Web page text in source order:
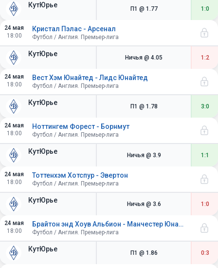
КутЮрье П1 @ 1.77 1:0
24 мая
18:00
КутЮрье
Кристал Пэлас - Арсенал
Футбол / Англия. Премьер-лига
Ничья @ 4.05 1:2
24 мая
18:00
КутЮрье
Вест Хэм Юнайтед - Лидс Юнайтед
Футбол / Англия. Премьер-лига
П1 @ 1.78 3:0
24 мая
18:00
КутЮрье
Ноттингем Форест - Борнмут
Футбол / Англия. Премьер-лига
Ничья @ 3.9 1:1
24 мая
18:00
КутЮрье
Тоттенхэм Хотспур - Эвертон
Футбол / Англия. Премьер-лига
Ничья @ 3.6 1:0
24 мая
18:00
КутЮрье
Брайтон энд Хоув Альбион - Манчестер Юнайтед
Футбол / Англия. Премьер-лига
П1 @ 1.86 0:3